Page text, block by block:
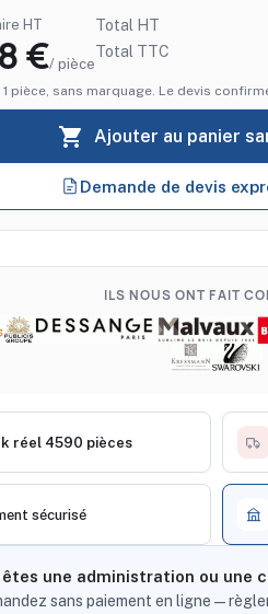
HT
€/ pièce
Total HT
Total TTC
1 pièce, sans marquage. Le devis
 Ajouter au panier
Demande de devis
ILS NOUS ONT FAIT
réel 4590 pièces
sécurisé
êtes une administration ou une
sans paiement en ligne —